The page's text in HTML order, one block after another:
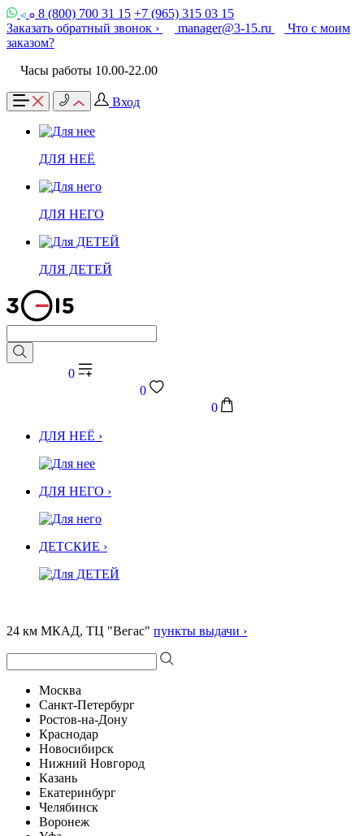
8 (800) 700 31 15 +7 (965) 315 03 15
Заказать обратный звонок ›
manager@3-15.ru
Что с моим
заказом?
Часы работы 10.00-22.00
Вход
ДЛЯ НЕЁ
ДЛЯ НЕГО
ДЛЯ ДЕТЕЙ
0
0
0
ДЛЯ НЕЁ ›
ДЛЯ НЕГО ›
ДЕТСКИЕ ›
24 км МКАД, ТЦ "Вегас" пункты выдачи ›
Москва
Санкт-Петербург
Ростов-на-Дону
Краснодар
Новосибирск
Нижний Новгород
Казань
Екатеринбург
Челябинск
Воронеж